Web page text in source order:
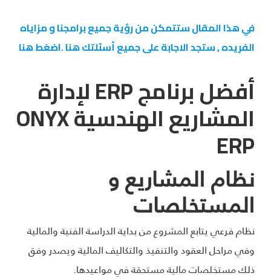
في هذا المقال ستتمكن من رؤية جميع برامجنا و مزاياه
الفريده , ستجد الاجابة على جميع أسئلتك هنا .اضغط هنا
أفضل برنامج ERP لإدارة
المشاريع الهندسية ONYX
ERP
نظام المشاريع و
المستخلصات
نظام فرعي يتابع المشروع من بداية الدراسة الفنية والمالية
وفي مراحل العقود والتنفيذ والتكاليف المالية ويصدر وفق
ذلك مستخلصات مالية مستحقة في مواعيدها.